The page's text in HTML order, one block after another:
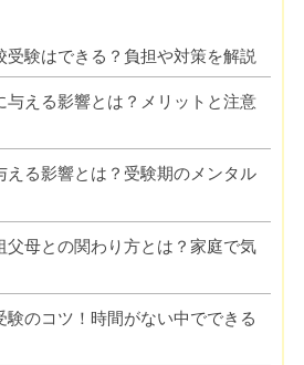
受験はできる？負担や対策を解説
与える影響とは？メリットと注意
える影響とは？受験期のメンタル
父母との関わり方とは？家庭で気
験のコツ！時間がない中でできる